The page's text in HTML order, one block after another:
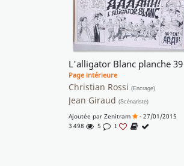
Page intérieure
Christian Rossi (Encrage)
Jean Giraud (Scénariste)
Ajoutée par Zenitram
- 27/01/2015
3 498
5 1